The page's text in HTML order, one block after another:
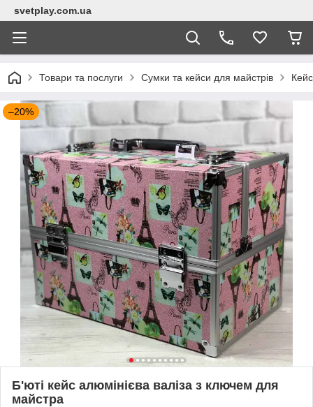
svetplay.com.ua
Товари та послуги Сумки та кейси для майстрів
–20%
Б'юті кейс алюмінієва валіза з ключем для
майстра